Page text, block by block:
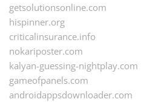
getsolutionsonline.com
hispinner.org
criticalinsurance.info
nokariposter.com
kalyan-guessing-nightplay.com
gameofpanels.com
androidappsdownloader.com